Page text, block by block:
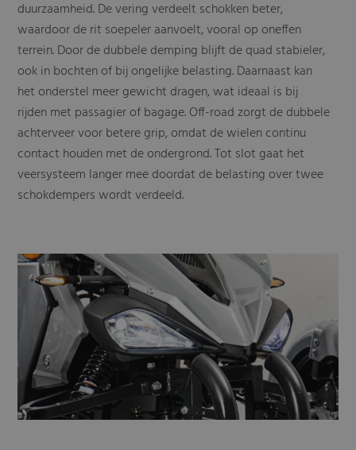
duurzaamheid. De vering verdeelt schokken beter,
waardoor de rit soepeler aanvoelt, vooral op oneffen
terrein. Door de dubbele demping blijft de quad stabieler,
ook in bochten of bij ongelijke belasting. Daarnaast kan
het onderstel meer gewicht dragen, wat ideaal is bij
rijden met passagier of bagage. Off-road zorgt de dubbele
achterveer voor betere grip, omdat de wielen continu
contact houden met de ondergrond. Tot slot gaat het
veersysteem langer mee doordat de belasting over twee
schokdempers wordt verdeeld.